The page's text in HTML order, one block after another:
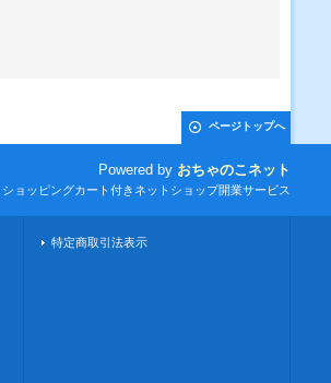
ページトップへ
Powered by おちゃのこネット
ョッピングカート付きネットショップ開業サービス
特定商取引法表示